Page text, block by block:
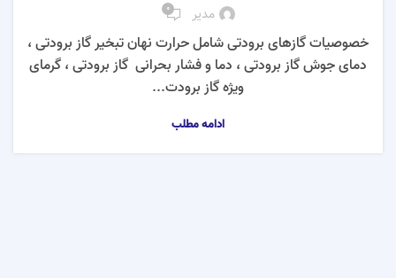
مدیر 0
خصوصیات گازهای برودتی شامل حرارت نهان تبخیر گاز برودتی ،
دمای جوش گاز برودتی ، دما و فشار بحرانی گاز برودتی ، گرمای
ویژه گاز برودت...
ادامه مطلب